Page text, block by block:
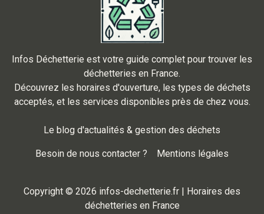
Infos Déchetterie est votre guide complet pour trouver les
déchetteries en France.
Découvrez les horaires d'ouverture, les types de déchets
acceptés, et les services disponibles près de chez vous.
Le blog d'actualités & gestion des déchets
Besoin de nous contacter ? Mentions légales
Copyright © 2026 infos-dechetterie.fr | Horaires des
déchetteries en France